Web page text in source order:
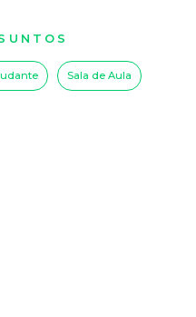
Sala de Aula